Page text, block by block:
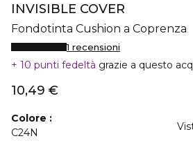
INVISIBLE COVER
Fondotinta Cushion a Coprenza
1 recensioni
10 punti fedeltà grazie a questo
10,49 €
Colore
C24N